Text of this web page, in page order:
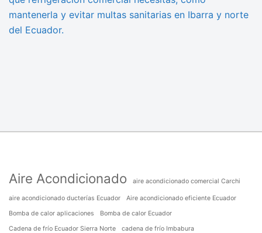
mantenerla y evitar multas sanitarias en Ibarra y norte
del Ecuador.
Aire Acondicionado aire acondicionado comercial Carchi
aire acondicionado ducterías Ecuador
Aire acondicionado eficiente Ecuador
Bomba de calor aplicaciones
Bomba de calor Ecuador
Cadena de frío Ecuador Sierra Norte
cadena de frío Imbabura